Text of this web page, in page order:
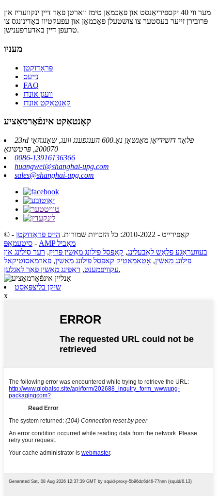
מער ווי 40 יקספּיריאַנסט און פאַכמאַן טימז ווארטן פֿאַר דיין ינקוועריז און
פּרובירן זייער בעסטער צו צושטעלן פאַכמאַן און עפעקטיוו באַדינונגס צו
טרעפן דיין באדערפענישן.
מעניו
פּראָדוקטן
נייַעס
FAQ
וועגן אונדז
קאָנטאַקט אונדז
קאָנטאַקט אינפֿאָרמאַציע
23rd פלאָר דזשידיאַן מאַנשאַן נאָ.600 הענגפענג וועג, שאַנגהאַי
200070, פּרטשינאַ
0086-13916136366
huangwei@shanghai-upg.com
sales@shanghai-upg.com
© קאַפּירייט - 2010-2022: כל הזכויות שמורות. הייס פּראָדוקטן -
סיטעמאַפּ -
AMP מאָביל
בעוועראַגע פלאַש לאַבעלינג, קאַפּסל פילונג מאַשין פּרייַז, רער סילינג און
פילונג מאַשין, אָטאַמאַטיק קאַפּסל פילונג מאַשין, פאַרמאַסוטיקאַל
עקוויפּמענט, ראַפּינג מאַשין פֿאַר לאגלען ,
שיקן בליצפּאָסט
x